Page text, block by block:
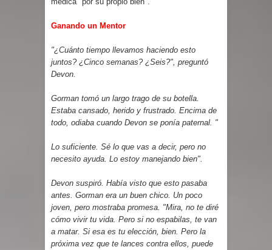
Ganando un Mentor
"¿Cuánto tiempo llevamos haciendo esto
juntos? ¿Cinco semanas? ¿Seis?", preguntó
Devon.
Gorman tomó un largo trago de su botella.
Estaba cansado, herido y frustrado. Encima de
todo, odiaba cuando Devon se ponía paternal. "
Lo suficiente. Sé lo que vas a decir, pero no
necesito ayuda. Lo estoy manejando bien".
Devon suspiró. Había visto que esto pasaba
antes. Gorman era un buen chico. Un poco
joven, pero mostraba promesa. "Mira, no te diré
cómo vivir tu vida. Pero si no espabilas, te van
a matar. Si esa es tu elección, bien. Pero la
próxima vez que te lances contra ellos, puede